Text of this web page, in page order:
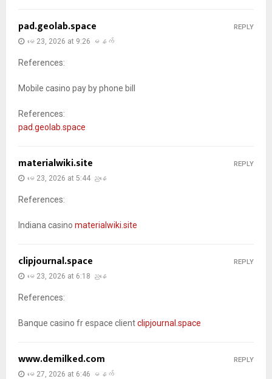
pad.geolab.space
မေ 23, 2026 at 9:26 မနက်
References:
Mobile casino pay by phone bill
References:
pad.geolab.space
REPLY
materialwiki.site
မေ 23, 2026 at 5:44 ညနေ
References:
Indiana casino materialwiki.site
REPLY
clipjournal.space
မေ 23, 2026 at 6:18 ညနေ
References:
Banque casino fr espace clientclipjournal.space
REPLY
www.demilked.com
မေ 27, 2026 at 6:46 မနက်
REPLY